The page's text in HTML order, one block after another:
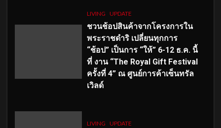
LIVING UPDATE
ชวนช้อปสินค้าจากโครงการใน
พระราชดำริ เปลี่ยนทุกการ
“ช้อป” เป็นการ “ให้” 6-12 ธ.ค. นี้
ที่ งาน “The Royal Gift Festival
ครั้งที่ 4” ณ ศูนย์การค้าเซ็นทรัล
เวิลด์
LIVING UPDATE